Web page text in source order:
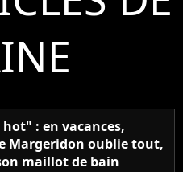
: en vacances,
Margeridon oublie tout,
maillot de bain